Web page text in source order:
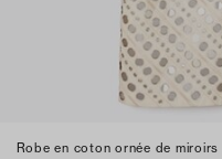
Robe en coton ornée de miroirs